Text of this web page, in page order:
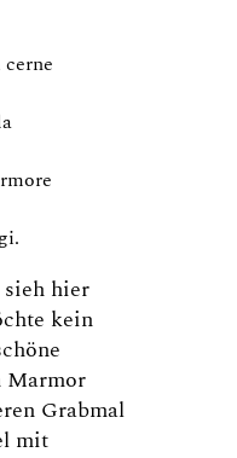
hier
kein
Marmor
Grabmal
mit